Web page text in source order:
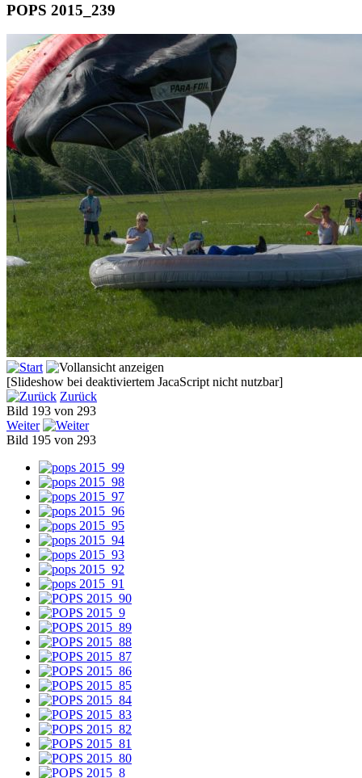
POPS 2015_239
[Slideshow bei deaktiviertem JacaScript nicht nutzbar]
Zurück
Bild 193 von 293
Weiter
Bild 195 von 293